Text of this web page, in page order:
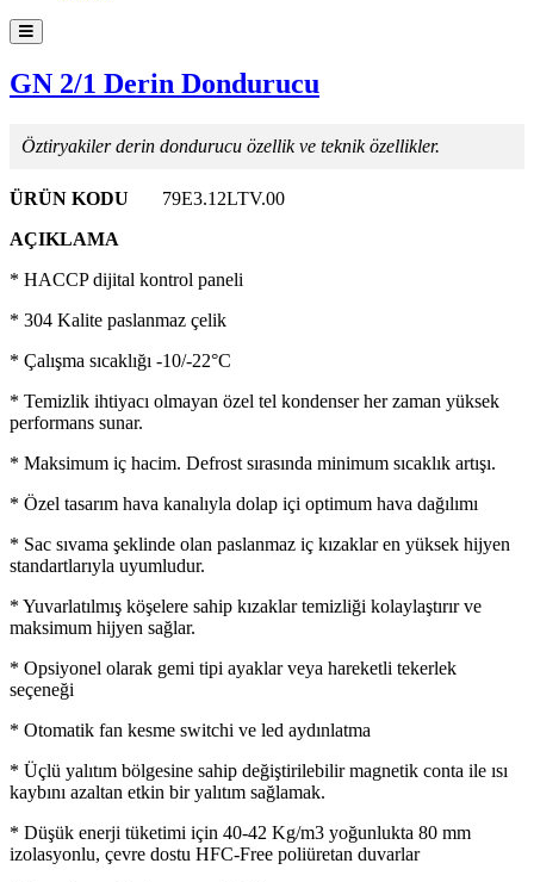
GN 2/1 Derin Dondurucu
Öztiryakiler derin dondurucu özellik ve teknik özellikler.
ÜRÜN KODU
79E3.12LTV.00
AÇIKLAMA
* HACCP dijital kontrol paneli
* 304 Kalite paslanmaz çelik
* Çalışma sıcaklığı -10/-22°C
* Temizlik ihtiyacı olmayan özel tel kondenser her zaman yüksek
performans sunar.
* Maksimum iç hacim. Defrost sırasında minimum sıcaklık artışı.
* Özel tasarım hava kanalıyla dolap içi optimum hava dağılımı
* Sac sıvama şeklinde olan paslanmaz iç kızaklar en yüksek hijyen
standartlarıyla uyumludur.
* Yuvarlatılmış köşelere sahip kızaklar temizliği kolaylaştırır ve
maksimum hijyen sağlar.
* Opsiyonel olarak gemi tipi ayaklar veya hareketli tekerlek
seçeneği
* Otomatik fan kesme switchi ve led aydınlatma
* Üçlü yalıtım bölgesine sahip değiştirilebilir magnetik conta ile ısı
kaybını azaltan etkin bir yalıtım sağlamak.
* Düşük enerji tüketimi için 40-42 Kg/m3 yoğunlukta 80 mm
izolasyonlu, çevre dostu HFC-Free poliüretan duvarlar